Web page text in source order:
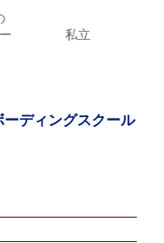
私立
ディングスクール